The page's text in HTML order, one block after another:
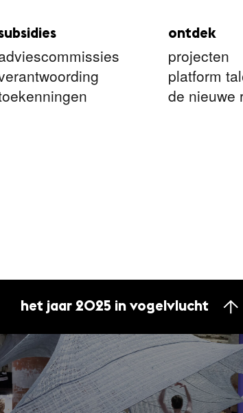
ontdek
projecten
platform
de nieuwe
het jaar 2025 in vogelvlucht